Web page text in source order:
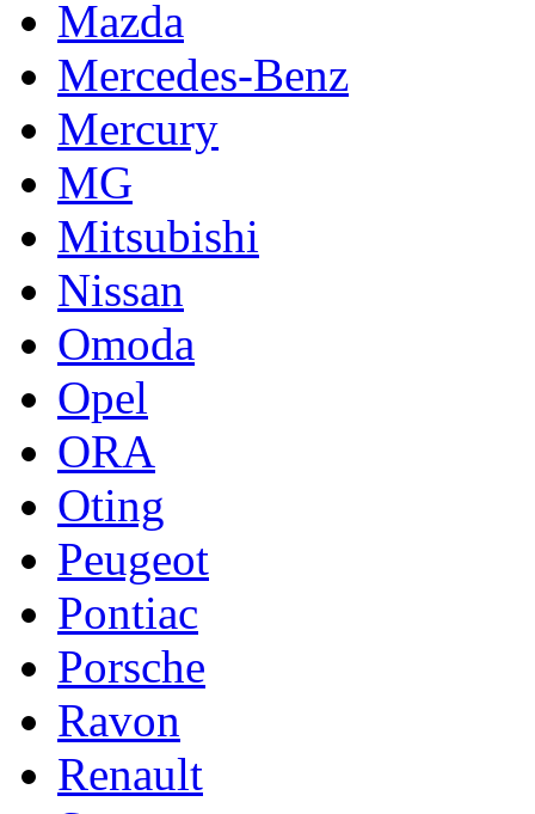
Mazda
Mercedes-Benz
Mercury
MG
Mitsubishi
Nissan
Omoda
Opel
ORA
Oting
Peugeot
Pontiac
Porsche
Ravon
Renault